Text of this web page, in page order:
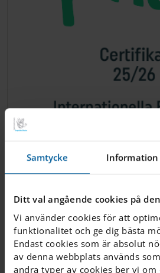
Samtycke Information
Ditt val angående cookies på
Vi använder cookies för att
funktionalitet och ge dig bästa
Endast cookies som är absolut
av denna webbplats används
andra typer av cookies ber vi
| 2026 JULI 20
IESE vinner Grön
igen!
Vi vill rikta ett stort grattis till
kommitté som även i år har
prestigefyllda utmärkelsen
skola....